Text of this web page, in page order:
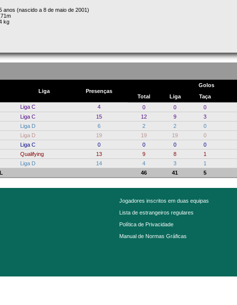
anos (nascido a 8 de maio de 2001)
kg
Liga Presenças
Golos
Total
Liga Taça
Liga C 4 0 0 0
Liga C 15 12 9 3
Liga D 6 2 2 0
Liga D 19 19 19 0
Liga C 0 0 0 0
Qualifying 13 9 8 1
Liga D 14 4 3 1
46 41 5
Jogadores inscritos em duas equipas
Lista de estrangeiros regulares
Política de Privacidade
Manual de Normas Gráficas